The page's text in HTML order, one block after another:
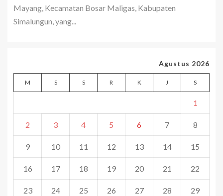
Mayang, Kecamatan Bosar Maligas, Kabupaten
Simalungun, yang...
Agustus 2026
M S S R K J S
1
2 3 4 5 6 7 8
9 10 11 12 13 14 15
16 17 18 19 20 21 22
23 24 25 26 27 28 29